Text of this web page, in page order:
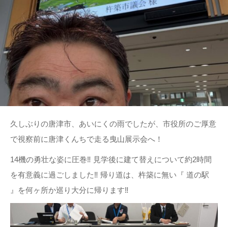
久しぶりの唐津市、あいにくの雨でしたが、市役所のご厚意
で視察前に唐津くんちで走る曳山展示会へ！
14機の勇壮な姿に圧巻‼︎ 見学後に建て替えについて約2時間
を有意義に過ごしました‼︎ 帰り道は、杵築に無い『 道の駅
』を何ヶ所か巡り大分に帰ります‼︎